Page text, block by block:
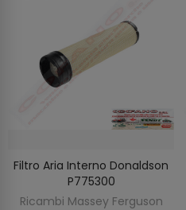
AGGIUNGI AL CARRELLO
Filtro Aria Interno Donaldson
P775300
Ricambi Massey Ferguson